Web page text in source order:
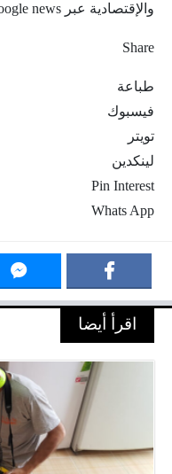
والإقتصادية عبر Google news
Share
طباعة
فيسبوك
تويتر
لينكدين
Pin Interest
Whats App
اقرأ أيضا